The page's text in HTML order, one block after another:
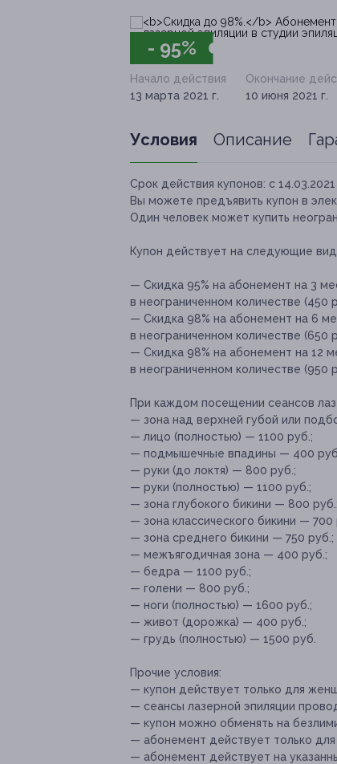
- 95%
Начало действия
13 марта 2021 г.
Окончание
10 июня 2021 г.
Условия Описание
Срок действия купонов: с
Вы можете предъявить купон в
Один человек может купить
Купон действует на следующие
— Скидка 95% на абонемент на 3
в неограниченном количестве (450
— Скидка 98% на абонемент на 6
в неограниченном количестве (650
— Скидка 98% на абонемент на 12
в неограниченном количестве (950
При каждом посещении сеансов
— зона над верхней губой или
— лицо (полностью) — 1100 руб.;
— подмышечные впадины — 400
— руки (до локтя) — 800 руб.;
— руки (полностью) — 1100 руб.;
— зона глубокого бикини — 800 руб.;
— зона классического бикини — 700
— зона среднего бикини — 750 руб.;
— межъягодичная зона — 400 руб.;
— бедра — 1100 руб.;
— голени — 800 руб.;
— ноги (полностью) — 1600 руб.;
— живот (дорожка) — 400 руб.;
— грудь (полностью) — 1500 руб.
Прочие условия:
— купон действует только для
— сеансы лазерной эпиляции
— купон можно обменять на
— абонемент действует только для
— абонемент действует на